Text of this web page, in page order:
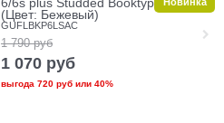
6/6s plus Studded Booktype Cream
(Цвет: Бежевый)
GUFLBKP6LSAC
1 790 руб
1 070 руб
выгода 720 рубили 40%